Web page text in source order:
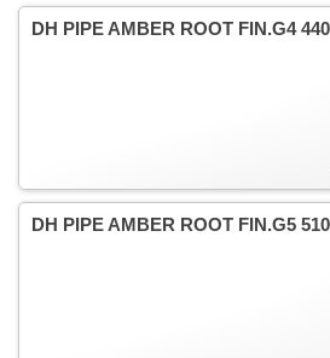
DH PIPE AMBER ROOT FIN.G4
DH PIPE AMBER ROOT FIN.G5